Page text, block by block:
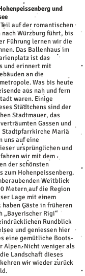
und
auf der romantischen
nach Würzburg führt, bis
Führung lernen wir die
Das Ballenhaus im
ist das
und erinnert mit
an die
Was bis heute
aus nah und fern
waren. Einige
Städtchens sind der
Stadtmauer, das
Gassen und
Stadtpfarrkirche Mariä
uns auf eine
ursprünglichen und
wir mit dem
der schönsten
zum Hohenpeissenberg.
Weitblick
Metern auf die Region
Lage mit einem
Gäste in früheren
„Bayerischer Rigi“
Rundblick
und geniessen hier
eine gemütliche Boots-
Alpen. Nicht weniger als
Landschaft dieses
wir wieder zurück